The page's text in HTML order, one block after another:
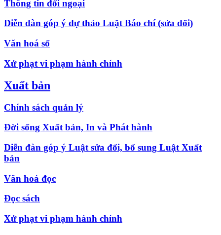
Thông tin đối ngoại
Diễn đàn góp ý dự thảo Luật Báo chí (sửa đổi)
Văn hoá số
Xử phạt vi phạm hành chính
Xuất bản
Chính sách quản lý
Đời sống Xuất bản, In và Phát hành
Diễn đàn góp ý Luật sửa đổi, bổ sung Luật Xuất
bản
Văn hoá đọc
Đọc sách
Xử phạt vi phạm hành chính